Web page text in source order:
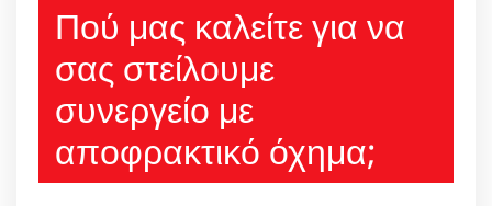
Πού μας καλείτε για να
σας στείλουμε
συνεργείο με
αποφρακτικό όχημα;